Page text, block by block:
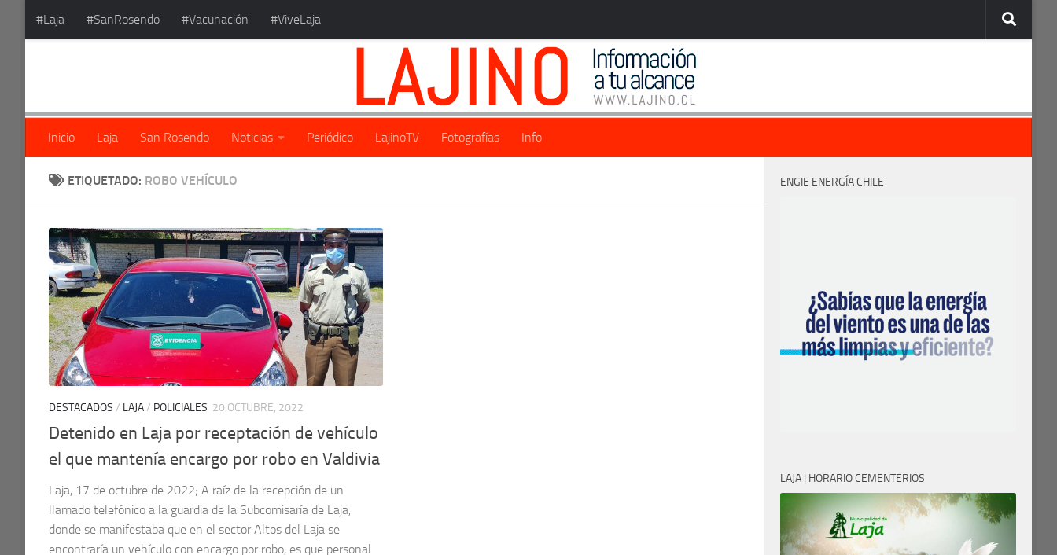
Saltar al contenido
#Laja #SanRosendo #Vacunación #ViveLaja
Inicio Laja San Rosendo Noticias Periódico LajinoTV Fotografías Info
ETIQUETADO: ROBO VEHÍCULO
DESTACADOS / LAJA/ POLICIALES 20 OCTUBRE, 2022
Detenido en Laja por receptación de vehículo
el que mantenía encargo por robo en Valdivia
Laja, 17 de octubre de 2022; A raíz de la recepción de un
llamado telefónico a la guardia de la Subcomisaría de Laja,
donde se manifestaba que en el sector Altos del Laja se
encontraría un vehículo con encargo por robo, es que personal
ENGIE ENERGÍA CHILE
LAJA | HORARIO CEMENTERIOS